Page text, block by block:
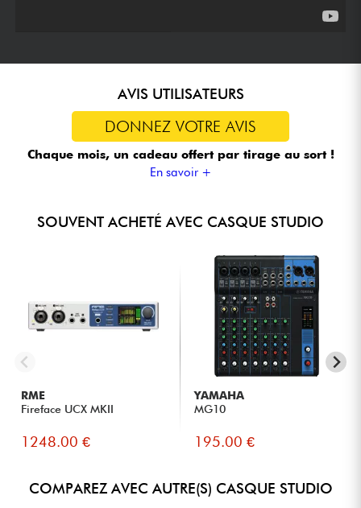
AVIS UTILISATEURS
DONNEZ VOTRE AVIS
Chaque mois, un cadeau offert par tirage au sort !
En savoir +
SOUVENT ACHETÉ AVEC CASQUE STUDIO
RME
Fireface UCX MKII
1248.00 €
YAMAHA
MG10
195.00 €
COMPAREZ AVEC AUTRE(S) CASQUE STUDIO